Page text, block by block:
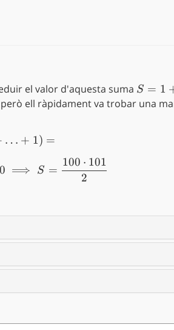
el valor d'aquesta suma S=
S = 1
ell ràpidament va trobar una
2 + \ldots + 100) + (100 + 99 +
… + 1) =
+ 99) + \ldots + (100 + 1) =
⟹ S =
2
100 ⋅ 101